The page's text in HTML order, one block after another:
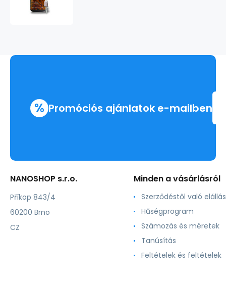
% Promóciós ajánlatok e-mailben
NANOSHOP s.r.o.
Příkop 843/4
60200 Brno
CZ
Minden a vásárlásról
Szerződéstől való elállás
Hűségprogram
Számozás és méretek
Tanúsítás
Feltételek és feltételek